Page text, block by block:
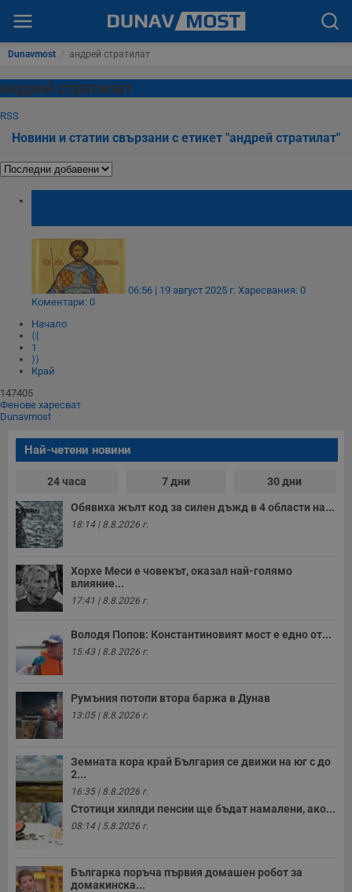
Dunavmost / андрей стратилат
андрей стратилат
RSS
Новини и статии свързани с етикет "андрей стратилат"
06:56 | 19 август 2025 г. Харесвания: 0
Коментари: 0
Начало
⟨⟨
1
⟩⟩
Край
147405
Фенове харесват
Dunavmost
Най-четени новини
24 часа 7 дни 30 дни
Обявиха жълт код за силен дъжд в 4 области на...
18:14 | 8.8.2026 г.
Хорхе Меси е човекът, оказал най-голямо
влияние...
17:41 | 8.8.2026 г.
Володя Попов: Константиновият мост е едно от...
15:43 | 8.8.2026 г.
Румъния потопи втора баржа в Дунав
13:05 | 8.8.2026 г.
Земната кора край България се движи на юг с до
2...
16:35 | 8.8.2026 г.
Стотици хиляди пенсии ще бъдат намалени, ако...
08:14 | 5.8.2026 г.
Българка поръча първия домашен робот за
домакинска...